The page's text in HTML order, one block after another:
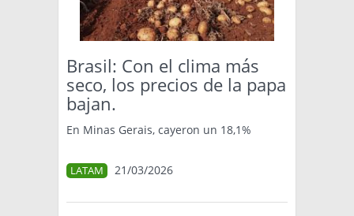
Brasil: Con el clima más
seco, los precios de la papa
bajan.
En Minas Gerais, cayeron un 18,1%
LATAM 21/03/2026